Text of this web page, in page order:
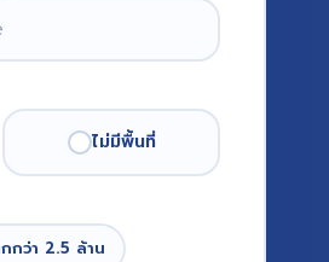
ไม่มีพื้นที่
กว่า 2.5 ล้าน